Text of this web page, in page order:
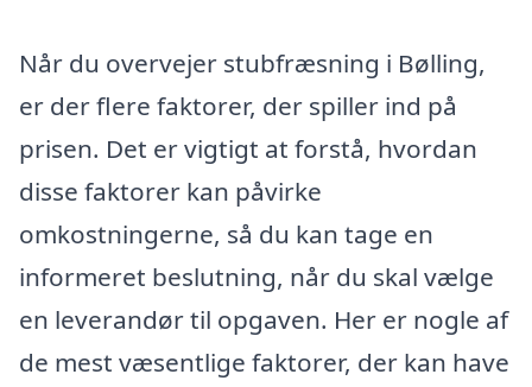
Når du overvejer stubfræsning i Bølling,
er der flere faktorer, der spiller ind på
prisen. Det er vigtigt at forstå, hvordan
disse faktorer kan påvirke
omkostningerne, så du kan tage en
informeret beslutning, når du skal vælge
en leverandør til opgaven. Her er nogle af
de mest væsentlige faktorer, der kan have